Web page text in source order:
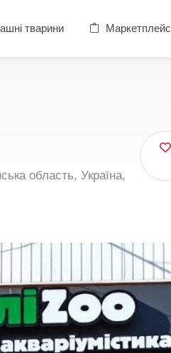
тварини Маркетплейс
область, Україна,